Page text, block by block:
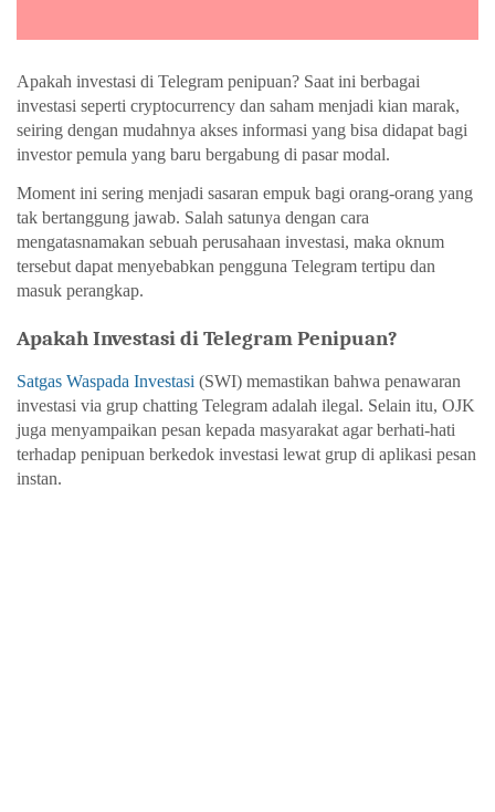
Apakah investasi di Telegram penipuan? Saat ini berbagai
investasi seperti cryptocurrency dan saham menjadi kian marak,
seiring dengan mudahnya akses informasi yang bisa didapat bagi
investor pemula yang baru bergabung di pasar modal.
Moment ini sering menjadi sasaran empuk bagi orang-orang yang
tak bertanggung jawab. Salah satunya dengan cara
mengatasnamakan sebuah perusahaan investasi, maka oknum
tersebut dapat menyebabkan pengguna Telegram tertipu dan
masuk perangkap.
Apakah Investasi di Telegram Penipuan?
Satgas Waspada Investasi (SWI) memastikan bahwa penawaran
investasi via grup chatting Telegram adalah ilegal. Selain itu, OJK
juga menyampaikan pesan kepada masyarakat agar berhati-hati
terhadap penipuan berkedok investasi lewat grup di aplikasi pesan
instan.